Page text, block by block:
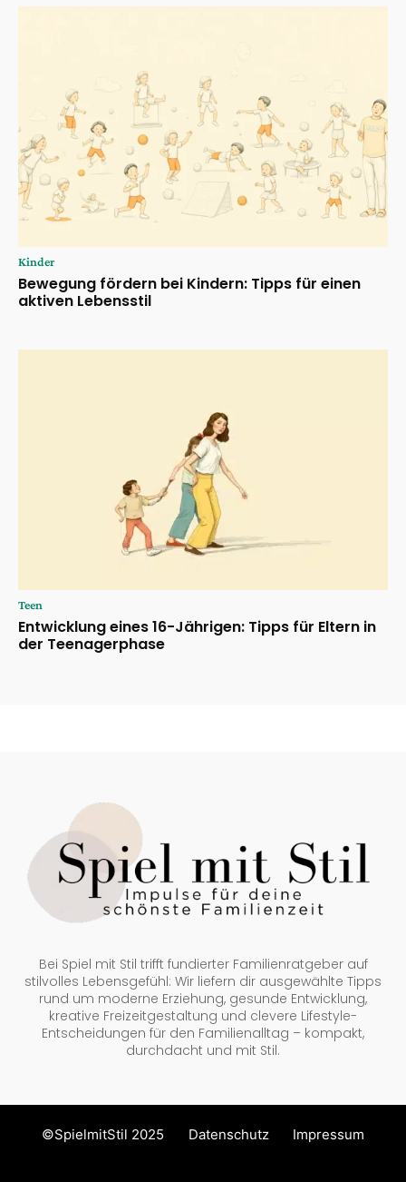
Kinder
Bewegung fördern bei Kindern: Tipps für einen
aktiven Lebensstil
Teen
Entwicklung eines 16-Jährigen: Tipps für Eltern in
der Teenagerphase
Bei Spiel mit Stil trifft fundierter Familienratgeber auf
stilvolles Lebensgefühl: Wir liefern dir ausgewählte Tipps
rund um moderne Erziehung, gesunde Entwicklung,
kreative Freizeitgestaltung und clevere Lifestyle-
Entscheidungen für den Familienalltag – kompakt,
durchdacht und mit Stil.
©SpielmitStil 2025 Datenschutz Impressum